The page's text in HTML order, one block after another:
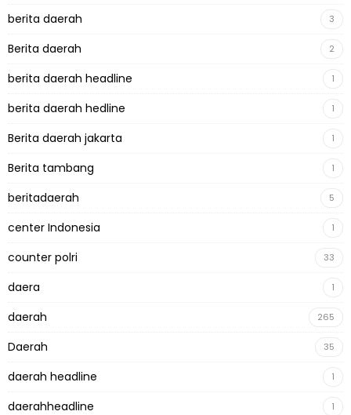
berita daerah 3
Berita daerah 2
berita daerah headline 1
berita daerah hedline 1
Berita daerah jakarta 1
Berita tambang 1
beritadaerah 5
center Indonesia 1
counter polri 33
daera 1
daerah 265
Daerah 35
daerah headline 1
daerahheadline 1